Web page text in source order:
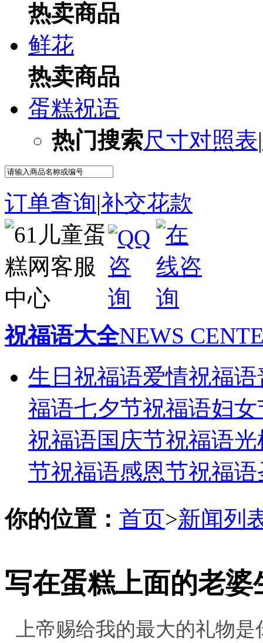
热卖商品
鲜花
热卖商品
蛋糕祝语
热门搜索尺寸对照表|
订单查询|补交花款
祝福语大全NEWS
生日祝福语爱情祝福语
福语七夕节祝福语妇
祝福语国庆节祝福语光
节祝福语感恩节祝福语
你的位置： 首页>新闻列
写在蛋糕上面的老婆
上帝赐给我的最大的礼物